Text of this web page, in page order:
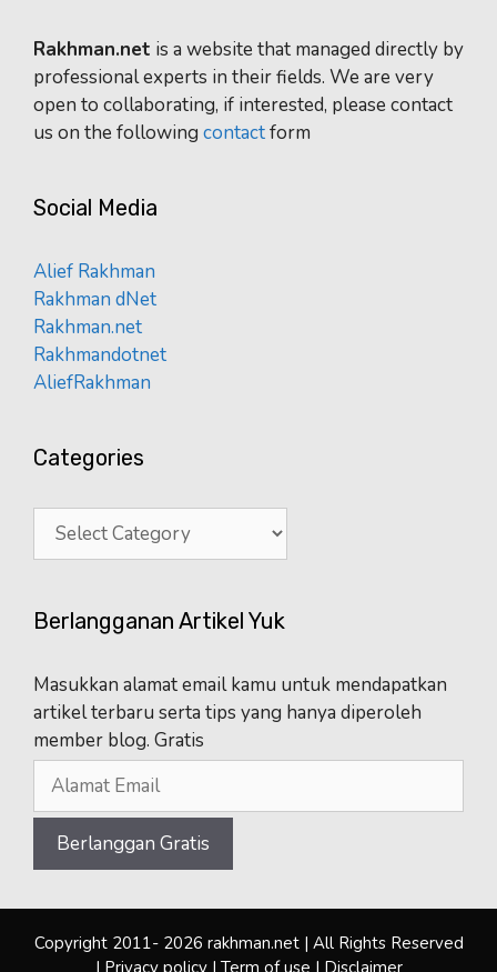
Rakhman.net is a website that managed directly by
professional experts in their fields. We are very
open to collaborating, if interested, please contact
us on the following contactform
Social Media
Alief Rakhman
Rakhman dNet
Rakhman.net
Rakhmandotnet
AliefRakhman
Categories
Categories
Berlangganan Artikel Yuk
Masukkan alamat email kamu untuk mendapatkan
artikel terbaru serta tips yang hanya diperoleh
member blog. Gratis
Copyright 2011- 2026 rakhman.net | All Rights Reserved
| Privacy policy | Term of use | Disclaimer